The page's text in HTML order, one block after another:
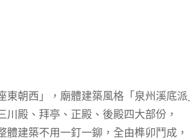
東朝西」，廟體建築風格「泉州溪底派
川殿、拜亭、正殿、後殿四大部份，
體建築不用一釘一鉚， 全由榫卯鬥成，